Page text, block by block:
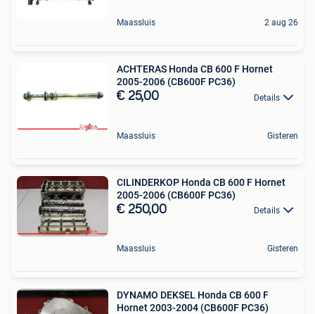
Maassluis 2 aug 26
ACHTERAS Honda CB 600 F Hornet
2005-2006 (CB600F PC36)
€ 25,00 Details
Maassluis Gisteren
CILINDERKOP Honda CB 600 F Hornet
2005-2006 (CB600F PC36)
€ 250,00 Details
Maassluis Gisteren
DYNAMO DEKSEL Honda CB 600 F
Hornet 2003-2004 (CB600F PC36)